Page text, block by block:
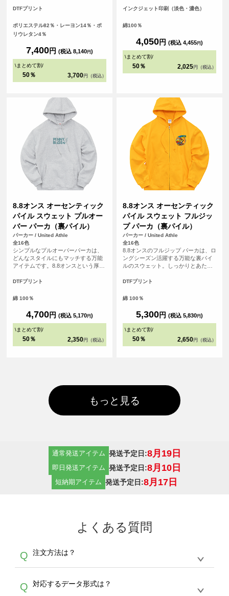
ダンボールニット素材を使用してい
しておすすめのアイテムです。
DTFプリント
ポリエステル82％・レーヨン14％・ポ
リウレタン4％
7,400円 (税込 8,140円)
\まとめて割/
50％ 3,700 円（税込）
れるカジュアルさが嬉しいパーカー
インクジェット印刷（淡色・濃色）
綿100％
4,050円 (税込 4,455円)
\まとめて割/
50％ 2,025 円（税込）
8.8オンス オーセンティック
パイル スウェット プルオー
バー パーカ（裏パイル）
パーカー / United Athle
全16色
シンプルなプルオーバーパーカは、
どんなスタイルにもマッチする万能
アイテムです。8.8オンスという厚み
生地厚。王道のストリートスタイル
ー・アウトドアなど、多くのスタイ
ています。
DTFプリント
綿 100％
4,700円 (税込 5,170円)
\まとめて割/
50％ 2,350 円（税込）
8.8オンス オーセンティック
パイル スウェット フルジッ
プ パーカ（裏パイル）
パーカー / United Athle
全16色
8.8オンスのフルジップ パーカは、ロ
ングシーズン活躍する万能な裏パイ
ルのスウェット。しっかりとあたた
した雰囲気を演出する絶妙な厚みで
ードの立体感・ひもの太さといった
製シングルスライダーを採用するこ
とで、オーセンティックなアイテム
に仕上げています。カラー・サイズ
イルや着こなし、日々の気分に寄り
DTFプリント
綿 100％
5,300円 (税込 5,830円)
\まとめて割/
50％ 2,650 円（税込）
もっと見る
通常発送アイテム 発送予定日:8月19日
即日発送アイテム 発送予定日:8月10日
短納期アイテム 発送予定日:8月17日
よくある質問
Q 注文方法は？
A
生産にて承っております。デザインツールから
Q 対応するデータ形式は？